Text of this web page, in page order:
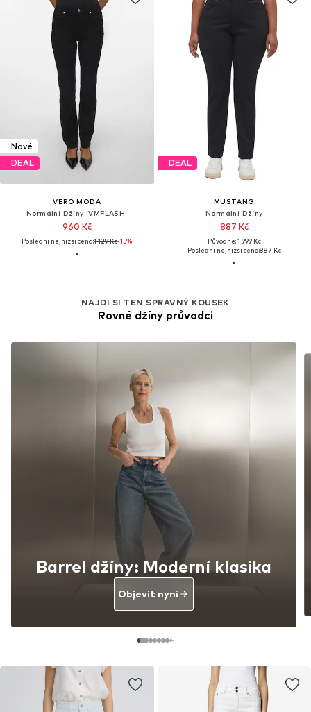
Nové
DEAL
VERO MODA
Normální Džíny 'VMFLASH'
960 Kč
Poslední nejnižší cena:1 129 Kč-15%
DEAL
MUSTANG
Normální Džíny
887 Kč
Původně: 1 999 Kč
Poslední nejnižší cena:887 Kč
NAJDI SI TEN SPRÁVNÝ KOUSEK
Rovné džíny průvodci
Barrel džíny: Moderní klasika
Objevit nyní